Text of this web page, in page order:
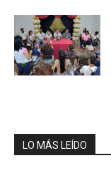
LO MÁS LEÍDO